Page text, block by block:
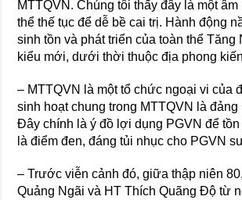
MTTQVN. Chúng tôi thấy đây là một
thể thế tục để dễ bề cai trị. Hành động
sinh tồn và phát triển của toàn thể
kiểu mới, dưới thời thuộc địa phong
– MTTQVN là một tổ chức ngoại vi của
sinh hoạt chung trong MTTQVN là
Đây chính là ý đồ lợi dụng PGVN để
là điểm đen, đáng tủi nhục cho PGVN
– Trước viễn cảnh đó, giữa thập niên
Quảng Ngãi và HT Thích Quãng Độ từ